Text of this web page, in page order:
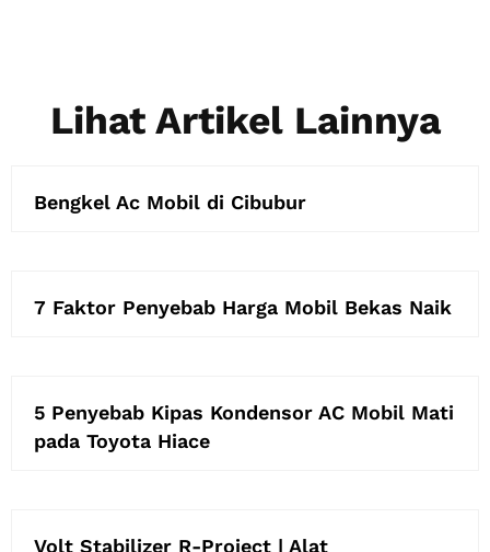
Lihat Artikel Lainnya
Bengkel Ac Mobil di Cibubur
7 Faktor Penyebab Harga Mobil Bekas Naik
5 Penyebab Kipas Kondensor AC Mobil Mati
pada Toyota Hiace
Volt Stabilizer R-Project | Alat